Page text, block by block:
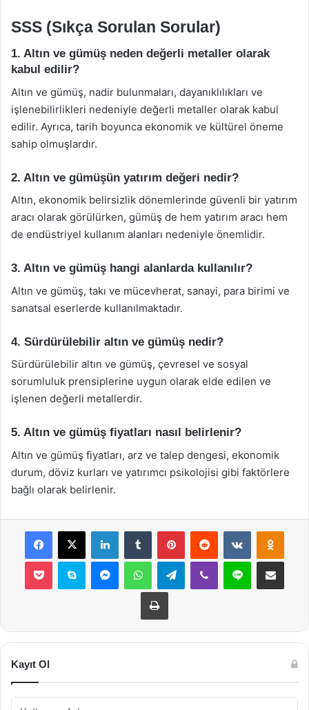
SSS (Sıkça Sorulan Sorular)
1. Altın ve gümüş neden değerli metaller olarak
kabul edilir?
Altın ve gümüş, nadir bulunmaları, dayanıklılıkları ve
işlenebilirlikleri nedeniyle değerli metaller olarak kabul
edilir. Ayrıca, tarih boyunca ekonomik ve kültürel öneme
sahip olmuşlardır.
2. Altın ve gümüşün yatırım değeri nedir?
Altın, ekonomik belirsizlik dönemlerinde güvenli bir yatırım
aracı olarak görülürken, gümüş de hem yatırım aracı hem
de endüstriyel kullanım alanları nedeniyle önemlidir.
3. Altın ve gümüş hangi alanlarda kullanılır?
Altın ve gümüş, takı ve mücevherat, sanayi, para birimi ve
sanatsal eserlerde kullanılmaktadır.
4. Sürdürülebilir altın ve gümüş nedir?
Sürdürülebilir altın ve gümüş, çevresel ve sosyal
sorumluluk prensiplerine uygun olarak elde edilen ve
işlenen değerli metallerdir.
5. Altın ve gümüş fiyatları nasıl belirlenir?
Altın ve gümüş fiyatları, arz ve talep dengesi, ekonomik
durum, döviz kurları ve yatırımcı psikolojisi gibi faktörlere
bağlı olarak belirlenir.
Facebook
X LinkedInTumblr PinterestReddit VKontakte
Pocket Skype MessengerWhatsAppTelegramViber Line E-Posta ile
Yazdır
Kayıt Ol